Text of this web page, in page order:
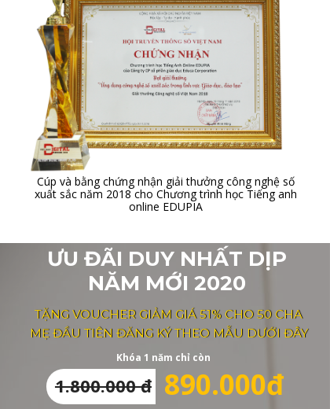
Cúp và bằng chứng nhận giải thưởng công nghệ số
xuất sắc năm 2018 cho Chương trình học Tiếng anh
online EDUPIA
890.000đ
Khóa 1 năm chỉ còn
ƯU ĐÃI DUY NHẤT DỊP
NĂM MỚI 2020
TẶNG VOUCHER GIẢM GIÁ 51% CHO 50 CHA
MẸ ĐẦU TIÊN ĐĂNG KÝ THEO MẪU DƯỚI ĐÂY
1.800.000 đ